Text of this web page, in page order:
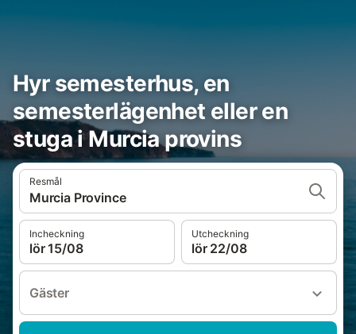
Hyr semesterhus, en
semesterlägenhet eller en
stuga i Murcia provins
Resmål
Murcia Province
Incheckning
lör 15/08
Utcheckning
lör 22/08
Gäster